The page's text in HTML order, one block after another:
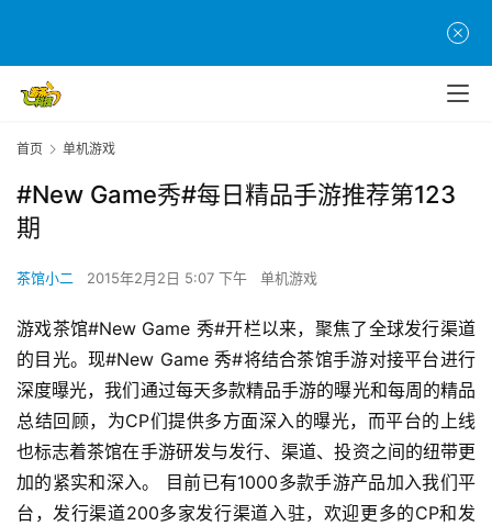
首页 单机游戏
#New Game秀#每日精品手游推荐第123
期
茶馆小二 2015年2月2日 5:07 下午 单机游戏
游戏茶馆#New Game 秀#开栏以来，聚焦了全球发行渠道
的目光。现#New Game 秀#将结合茶馆手游对接平台进行
深度曝光，我们通过每天多款精品手游的曝光和每周的精品
总结回顾，为CP们提供多方面深入的曝光，而平台的上线
也标志着茶馆在手游研发与发行、渠道、投资之间的纽带更
加的紧实和深入。 目前已有1000多款手游产品加入我们平
台，发行渠道200多家发行渠道入驻，欢迎更多的CP和发